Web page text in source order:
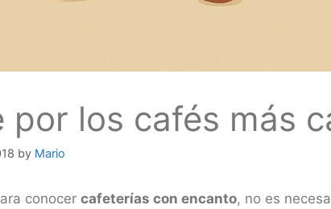
por los cafés más
by Mario
conocer cafeterías con encanto, no es